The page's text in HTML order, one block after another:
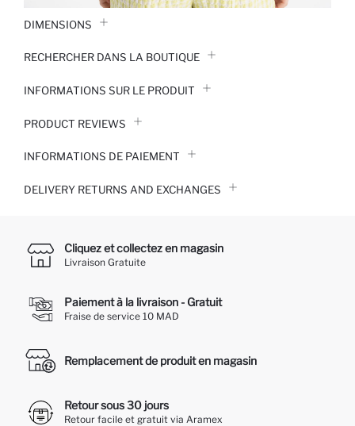
DIMENSIONS
RECHERCHER DANS LA BOUTIQUE
INFORMATIONS SUR LE PRODUIT
PRODUCT REVIEWS
INFORMATIONS DE PAIEMENT
DELIVERY RETURNS AND EXCHANGES
Cliquez et collectez en magasin
Livraison Gratuite
Paiement à la livraison - Gratuit
Fraise de service 10 MAD
Remplacement de produit en magasin
Retour sous 30 jours
Retour facile et gratuit via Aramex